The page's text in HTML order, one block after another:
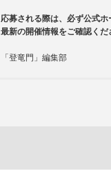
応募される際は、必ず公式ホ
最新の開催情報をご確認くだ
「登竜門」編集部